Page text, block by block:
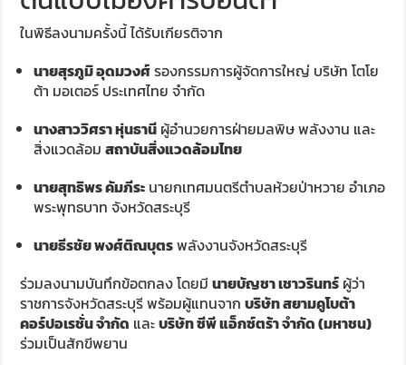
ในพิธีลงนามครั้งนี้ ได้รับเกียรติจาก
นายสุรภูมิ อุดมวงศ์รองกรรมการผู้จัดการใหญ่ บริษัท โตโย
ต้า มอเตอร์ ประเทศไทย จำกัด
นางสาววิศรา หุ่นธานี ผู้อำนวยการฝ่ายมลพิษ พลังงาน และ
สิ่งแวดล้อมสถาบันสิ่งแวดล้อมไทย
นายสุทธิพร คัมภีระ นายกเทศมนตรีตำบลห้วยป่าหวาย อำเภอ
พระพุทธบาท จังหวัดสระบุรี
นายธีรชัย พงศ์ติณบุตรพลังงานจังหวัดสระบุรี
ร่วมลงนามบันทึกข้อตกลง โดยมีนายบัญชา เชาวรินทร์ ผู้ว่า
ราชการจังหวัดสระบุรี พร้อมผู้แทนจากบริษัท สยามคูโบต้า
คอร์ปอเรชั่น จำกัด และบริษัท ซีพี แอ็กซ์ตร้า จำกัด (มหาชน)
ร่วมเป็นสักขีพยาน